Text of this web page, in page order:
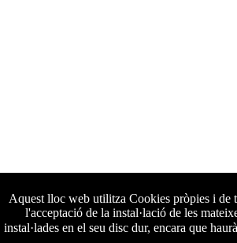
Aquest lloc web utilitza Cookies pròpies i de
l'acceptació de la instal·lació de les
instal·lades en el seu disc dur, encara que